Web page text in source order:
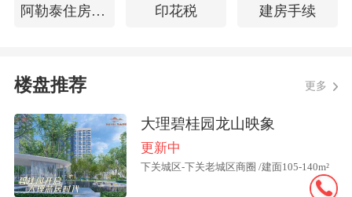
指标相对比较稳定的城市。”
易居研究院
值得关注的是，一线城市新房价格结
束了连续4个月上涨态势。其中，上海领
涨一线城市，环比涨幅为0.5%，其次是北
京环比上涨0.1%，广州、深圳分别下降0.
2%和0.1%。
阿勒泰住房公积金查询 印花税 建房手续
楼盘推荐 更多
大理碧桂园龙山映象
更新中
下关城区-下关老城区商圈 /建面105-140m²